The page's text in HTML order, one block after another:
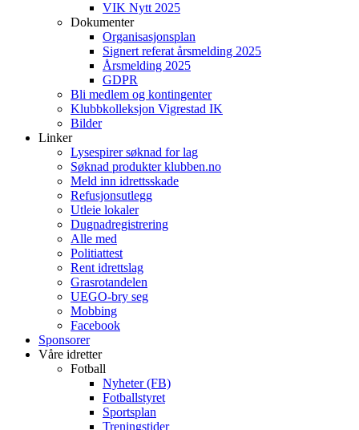
VIK Nytt 2025
Dokumenter
Organisasjonsplan
Signert referat årsmelding 2025
Årsmelding 2025
GDPR
Bli medlem og kontingenter
Klubbkolleksjon Vigrestad IK
Bilder
Linker
Lysespirer søknad for lag
Søknad produkter klubben.no
Meld inn idrettsskade
Refusjonsutlegg
Utleie lokaler
Dugnadregistrering
Alle med
Politiattest
Rent idrettslag
Grasrotandelen
UEGO-bry seg
Mobbing
Facebook
Sponsorer
Våre idretter
Fotball
Nyheter (FB)
Fotballstyret
Sportsplan
Treningstider